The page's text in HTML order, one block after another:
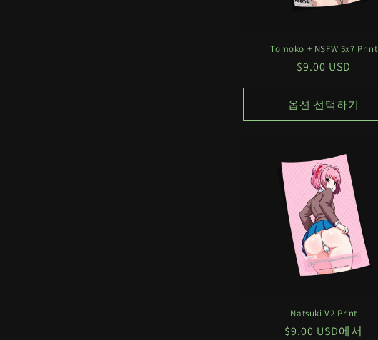
Tomoko + NSFW 5x7 Print
정
$9.00 USD
옵션 선택하기
Natsuki V2 Print
정
$9.00 USD에서